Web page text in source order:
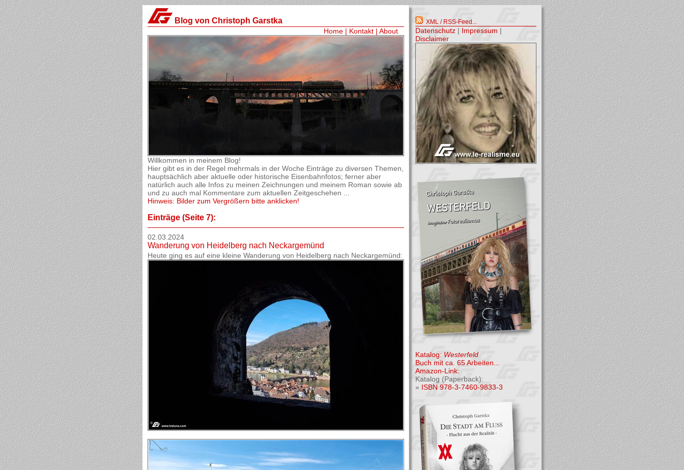
XML / RSS-Feed...
Datenschutz | Impressum |
Disclaimer
Katalog: Westerfeld
Buch mit ca. 65 Arbeiten...
Amazon-Link:
Katalog (Paperback):
» ISBN 978-3-7460-9833-3
Blog von Christoph Garstka
Home | Kontakt | About
Willkommen in meinem Blog!
Hier gibt es in der Regel mehrmals in der Woche Einträge zu diversen Themen,
hauptsächlich aber aktuelle oder historische Eisenbahnfotos; ferner aber
natürlich auch alle Infos zu meinen Zeichnungen und meinem Roman sowie ab
und zu auch mal Kommentare zum aktuellen Zeitgeschehen ...
Hinweis: Bilder zum Vergrößern bitte anklicken!
Einträge (Seite 7):
02.03.2024
Wanderung von Heidelberg nach Neckargemünd
Heute ging es auf eine kleine Wanderung von Heidelberg nach Neckargemünd: